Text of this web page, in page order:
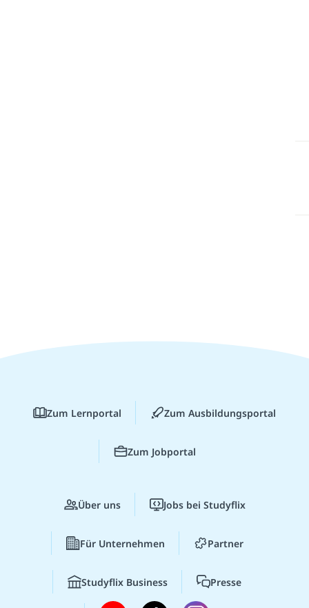
Zum Lernportal Zum Ausbildungsportal
Zum Jobportal
Über uns Jobs bei Studyflix
Für Unternehmen Partner
Studyflix Business Presse